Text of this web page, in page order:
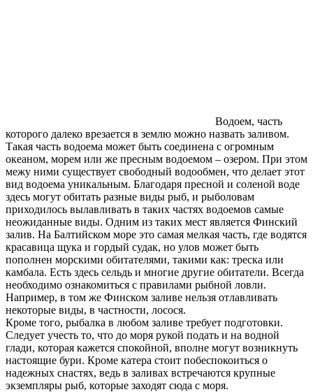
Водоем, часть
которого далеко врезается в землю можно назвать заливом.
Такая часть водоема может быть соединена с огромным
океаном, морем или же пресным водоемом – озером. При этом
межу ними существует свободный водообмен, что делает этот
вид водоема уникальным. Благодаря пресной и соленой воде
здесь могут обитать разные виды рыб, и рыболовам
приходилось вылавливать в таких частях водоемов самые
неожиданные виды. Одним из таких мест является Финский
залив. На Балтийском море это самая мелкая часть, где водятся
красавица щука и гордый судак, но улов может быть
пополнен морскими обитателями, такими как: треска или
камбала. Есть здесь сельдь и многие другие обитатели. Всегда
необходимо ознакомиться с правилами рыбной ловли.
Например, в том же Финском заливе нельзя отлавливать
некоторые виды, в частности, лосося.
Кроме того, рыбалка в любом заливе требует подготовки.
Следует учесть то, что до моря рукой подать и на водной
глади, которая кажется спокойной, вполне могут возникнуть
настоящие бури. Кроме катера стоит побеспокоиться о
надежных снастях, ведь в заливах встречаются крупные
экземпляры рыб, которые заходят сюда с моря.